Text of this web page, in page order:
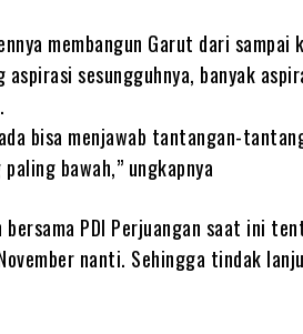
membangun Garut dari sampai
sesungguhnya, banyak
bisa menjawab tantangan-
bawah,” ungkapnya
PDI Perjuangan saat ini
nanti. Sehingga tindak